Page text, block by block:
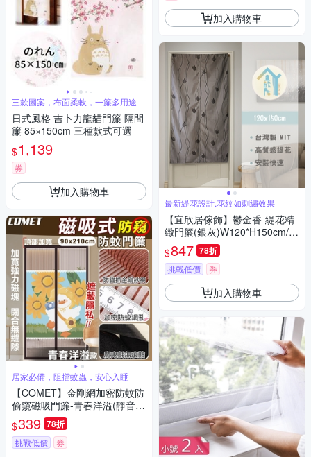
三款圖案，布面柔軟，一簾多用途
日式風格 吉卜力龍貓門簾 隔間
簾 85×150cm 三種款式可選
$1,139
券
加入購物車
居家必備，阻擋蚊蟲，安心入睡
【COMET】金剛網加密防蚊防
偷窺磁吸門簾-青春洋溢(靜音門
簾 免打孔門簾 防蚊門簾 磁釦門
簾 磁吸門簾/YJB011)
$339 78折
挑戰低價 券
加入購物車
最新緹花設計,花紋如刺繡效果
【宜欣居傢飾】鬱金香-緹花精
緻門簾(銀灰)W120*H150cm/隔
間簾/風水簾/掛簾/玄關簾/台灣
製MIT
$847 78折
挑戰低價 券
加入購物車